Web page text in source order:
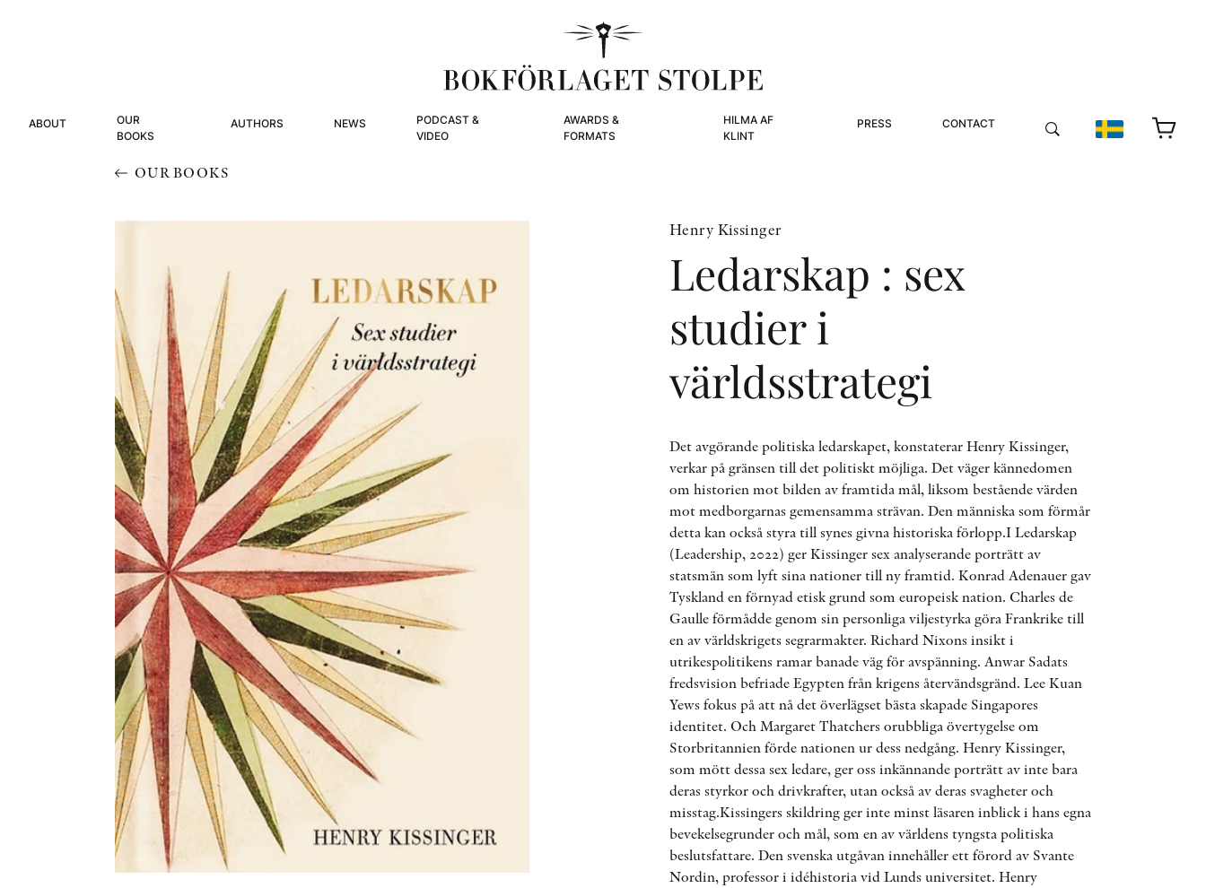
ABOUT
OUR
BOOKS
AUTHORS NEWS
PODCAST &
VIDEO
AWARDS &
FORMATS
HILMA AF
KLINT
PRESS CONTACT
PEER REVIEW PROCESS
OUR BOOKS
Henry Kissinger
Ledarskap : sex
studier i
världsstrategi
Det avgörande politiska ledarskapet, konstaterar Henry Kissinger,
verkar på gränsen till det politiskt möjliga. Det väger kännedomen
om historien mot bilden av framtida mål, liksom bestående värden
mot medborgarnas gemensamma strävan. Den människa som förmår
detta kan också styra till synes givna historiska förlopp.I Ledarskap
(Leadership, 2022) ger Kissinger sex analyserande porträtt av
statsmän som lyft sina nationer till ny framtid. Konrad Adenauer gav
Tyskland en förnyad etisk grund som europeisk nation. Charles de
Gaulle förmådde genom sin personliga viljestyrka göra Frankrike till
en av världskrigets segrarmakter. Richard Nixons insikt i
utrikespolitikens ramar banade väg för avspänning. Anwar Sadats
fredsvision befriade Egypten från krigens återvändsgränd. Lee Kuan
Yews fokus på att nå det överlägset bästa skapade Singapores
identitet. Och Margaret Thatchers orubbliga övertygelse om
Storbritannien förde nationen ur dess nedgång. Henry Kissinger,
som mött dessa sex ledare, ger oss inkännande porträtt av inte bara
deras styrkor och drivkrafter, utan också av deras svagheter och
misstag.Kissingers skildring ger inte minst läsaren inblick i hans egna
bevekelsegrunder och mål, som en av världens tyngsta politiska
beslutsfattare. Den svenska utgåvan innehåller ett förord av Svante
Nordin, professor i idéhistoria vid Lunds universitet. Henry